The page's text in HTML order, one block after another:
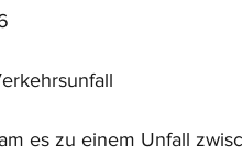
es zu einem Unfall